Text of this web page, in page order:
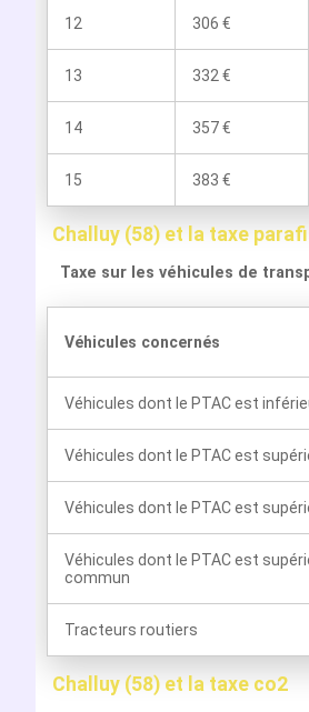
12 306 €
13 332 €
14 357 €
15 383 €
Challuy (58) et la taxe
Taxe sur les véhicules de
Véhicules concernés
Véhicules dont le PTAC est
Véhicules dont le PTAC est
Véhicules dont le PTAC est
Véhicules dont le PTAC est
commun
Tracteurs routiers
Challuy (58) et la taxe co2